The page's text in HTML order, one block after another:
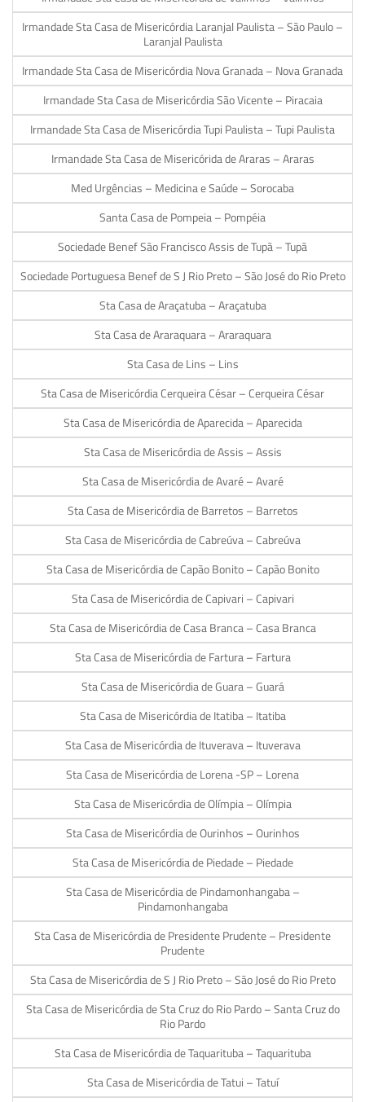
Irmandade Sta Casa de Misericórdia Laranjal Paulista – São Paulo –
Laranjal Paulista
Irmandade Sta Casa de Misericórdia Nova Granada – Nova Granada
Irmandade Sta Casa de Misericórdia São Vicente – Piracaia
Irmandade Sta Casa de Misericórdia Tupi Paulista – Tupi Paulista
Irmandade Sta Casa de Misericórida de Araras – Araras
Med Urgências – Medicina e Saúde – Sorocaba
Santa Casa de Pompeia – Pompéia
Sociedade Benef São Francisco Assis de Tupã – Tupã
Sociedade Portuguesa Benef de S J Rio Preto – São José do Rio Preto
Sta Casa de Araçatuba – Araçatuba
Sta Casa de Araraquara – Araraquara
Sta Casa de Lins – Lins
Sta Casa de Misericórdia Cerqueira César – Cerqueira César
Sta Casa de Misericórdia de Aparecida – Aparecida
Sta Casa de Misericórdia de Assis – Assis
Sta Casa de Misericórdia de Avaré – Avaré
Sta Casa de Misericórdia de Barretos – Barretos
Sta Casa de Misericórdia de Cabreúva – Cabreúva
Sta Casa de Misericórdia de Capão Bonito – Capão Bonito
Sta Casa de Misericórdia de Capivari – Capivari
Sta Casa de Misericórdia de Casa Branca – Casa Branca
Sta Casa de Misericórdia de Fartura – Fartura
Sta Casa de Misericórdia de Guara – Guará
Sta Casa de Misericórdia de Itatiba – Itatiba
Sta Casa de Misericórdia de Ituverava – Ituverava
Sta Casa de Misericórdia de Lorena -SP – Lorena
Sta Casa de Misericórdia de Olímpia – Olímpia
Sta Casa de Misericórdia de Ourinhos – Ourinhos
Sta Casa de Misericórdia de Piedade – Piedade
Sta Casa de Misericórdia de Pindamonhangaba –
Pindamonhangaba
Sta Casa de Misericórdia de Presidente Prudente – Presidente
Prudente
Sta Casa de Misericórdia de S J Rio Preto – São José do Rio Preto
Sta Casa de Misericórdia de Sta Cruz do Rio Pardo – Santa Cruz do
Rio Pardo
Sta Casa de Misericórdia de Taquarituba – Taquarituba
Sta Casa de Misericórdia de Tatui – Tatuí